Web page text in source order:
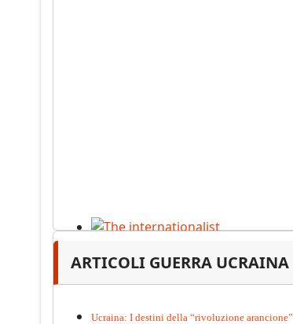
PDF n.12, 2026
ARTICOLI GUERRA UCRAINA
Ucraina: I destini della “rivoluzione arancione”